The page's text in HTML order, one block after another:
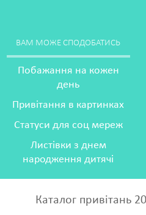
ВАМ МОЖЕ СПОДОБАТИСЬ
Побажання на кожен
день
Привітання в картинках
Статуси для соц мереж
Листівки з днем
народження дитячі
Каталог привітань